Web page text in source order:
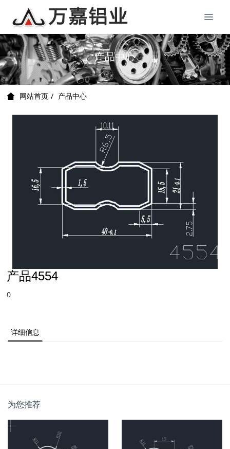
产品中心
网站首页 产品中心
产品4554
0
详细信息
为您推荐